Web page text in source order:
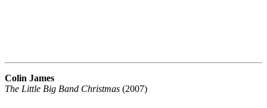
Colin James
The Little Big Band Christmas (2007)